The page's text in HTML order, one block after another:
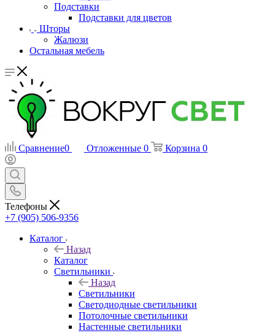
Подставки
Подставки для цветов
Шторы
Жалюзи
Остальная мебель
Сравнение0 Отложенные 0 Корзина 0
Телефоны
+7 (905) 506-9356
Каталог
Назад
Каталог
Светильники
Назад
Светильники
Светодиодные светильники
Потолочные светильники
Настенные светильники